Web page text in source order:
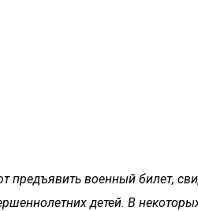
предъявить военный билет,
детей. В